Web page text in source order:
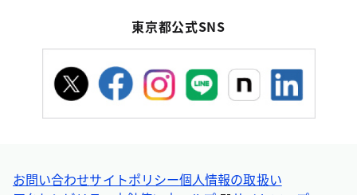
東京都公式SNS
お問い合わせサイトポリシー個人情報の取扱い